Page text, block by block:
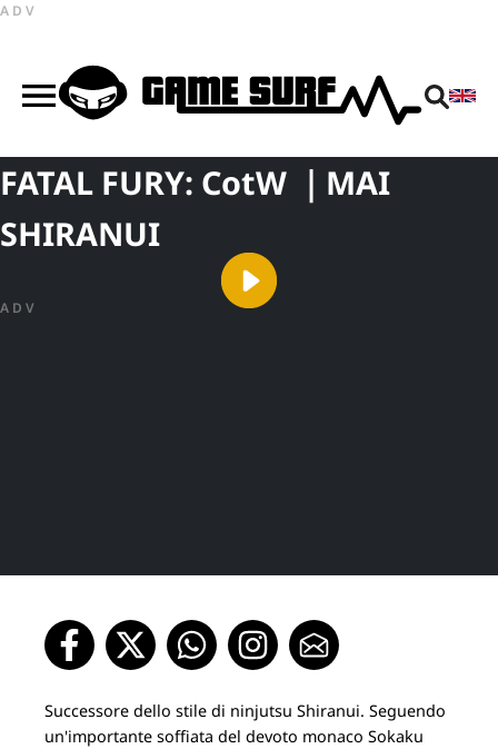
ADV
FATAL FURY: CotW ｜MAI
SHIRANUI
ADV
Successore dello stile di ninjutsu Shiranui. Seguendo
un'importante soffiata del devoto monaco Sokaku